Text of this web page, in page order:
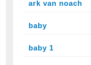
ark van noach
baby
baby 1